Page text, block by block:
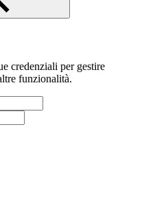
credenziali per gestire
funzionalità.